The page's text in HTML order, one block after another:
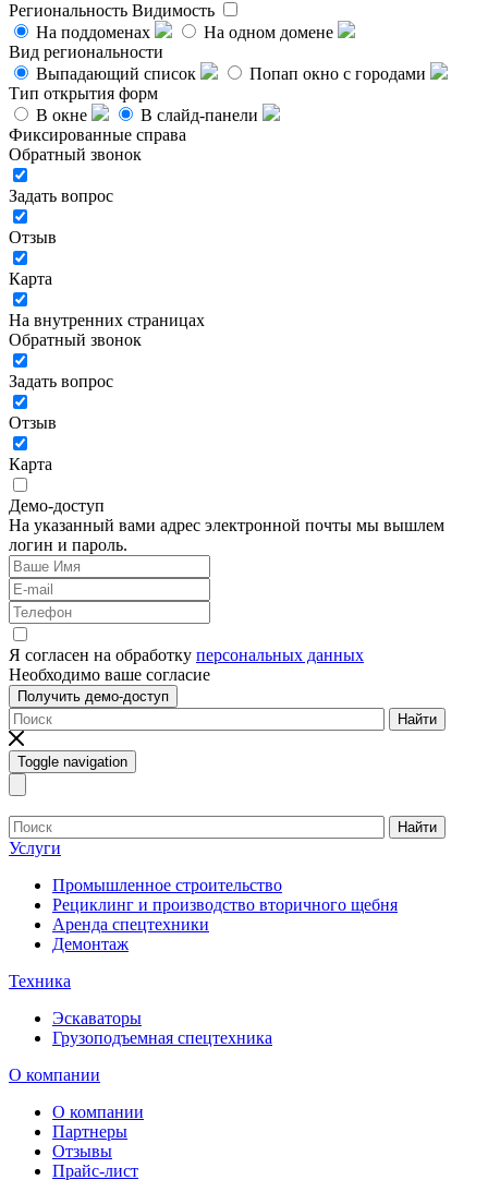
Региональность Видимость
На поддоменах
На одном домене
Вид региональности
Выпадающий список
Попап окно с городами
Тип открытия форм
В окне
В слайд-панели
Фиксированные справа
Обратный звонок
Задать вопрос
Отзыв
Карта
На внутренних страницах
Обратный звонок
Задать вопрос
Отзыв
Карта
Демо-доступ
На указанный вами адрес электронной почты мы вышлем
логин и пароль.
Я согласен на обработку персональных данных
Необходимо ваше согласие
Получить демо-доступ
Найти
Toggle navigation
Найти
Услуги
Промышленное строительство
Рециклинг и производство вторичного щебня
Аренда спецтехники
Демонтаж
Техника
Эскаваторы
Грузоподъемная спецтехника
О компании
О компании
Партнеры
Отзывы
Прайс-лист